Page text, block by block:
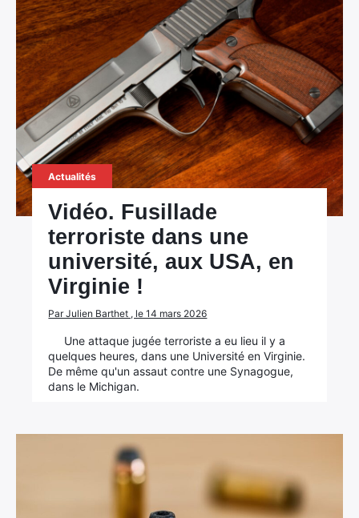
Actualités
Vidéo. Fusillade
terroriste dans une
université, aux USA, en
Virginie !
Par Julien Barthet , le 14 mars 2026
Une attaque jugée terroriste a eu lieu il y a
quelques heures, dans une Université en Virginie.
De même qu'un assaut contre une Synagogue,
dans le Michigan.